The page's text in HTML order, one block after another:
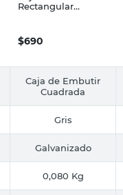
Rectangular
Metalúrgica
$690
Caja de Embutir
Cuadrada
Gris
Galvanizado
0,080 Kg